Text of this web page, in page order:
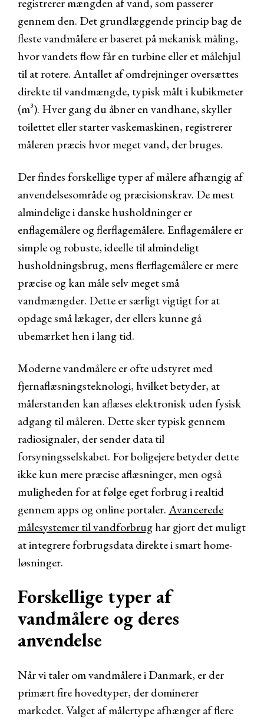
gennem den. Det grundlæggende princip bag de
fleste vandmålere er baseret på mekanisk måling,
hvor vandets flow får en turbine eller et målehjul
til at rotere. Antallet af omdrejninger oversættes
direkte til vandmængde, typisk målt i kubikmeter
(m³). Hver gang du åbner en vandhane, skyller
toilettet eller starter vaskemaskinen, registrerer
måleren præcis hvor meget vand, der bruges.
Der findes forskellige typer af målere afhængig af
anvendelsesområde og præcisionskrav. De mest
almindelige i danske husholdninger er
enflagemålere og flerflagemålere. Enflagemålere er
simple og robuste, ideelle til almindeligt
husholdningsbrug, mens flerflagemålere er mere
præcise og kan måle selv meget små
vandmængder. Dette er særligt vigtigt for at
opdage små lækager, der ellers kunne gå
ubemærket hen i lang tid.
Moderne vandmålere er ofte udstyret med
fjernaflæsningsteknologi, hvilket betyder, at
målerstanden kan aflæses elektronisk uden fysisk
adgang til måleren. Dette sker typisk gennem
radiosignaler, der sender data til
forsyningsselskabet. For boligejere betyder dette
ikke kun mere præcise aflæsninger, men også
muligheden for at følge eget forbrug i realtid
gennem apps og online portaler.Avancerede
målesystemer til vandforbrughar gjort det muligt
at integrere forbrugsdata direkte i smart home-
løsninger.
Forskellige typer af
vandmålere og deres
anvendelse
Når vi taler om vandmålere i Danmark, er der
primært fire hovedtyper, der dominerer
markedet. Valget af målertype afhænger af flere